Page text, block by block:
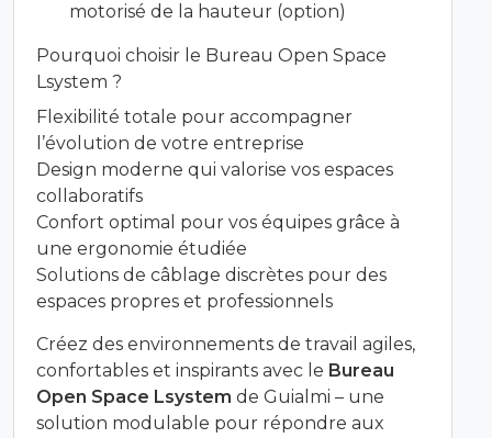
motorisé de la hauteur (option)
Pourquoi choisir le Bureau Open Space
Lsystem ?
Flexibilité totale pour accompagner
l’évolution de votre entreprise
Design moderne qui valorise vos espaces
collaboratifs
Confort optimal pour vos équipes grâce à
une ergonomie étudiée
Solutions de câblage discrètes pour des
espaces propres et professionnels
Créez des environnements de travail agiles,
confortables et inspirants avec le Bureau
Open Space Lsystem de Guialmi – une
solution modulable pour répondre aux